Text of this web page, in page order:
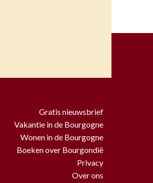
Gratis nieuwsbrief
Vakantie in de Bourgogne
Wonen in de Bourgogne
Boeken over Bourgondië
Privacy
Over ons